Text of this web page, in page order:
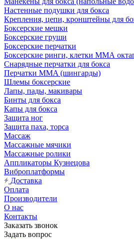
Настенные подушки для бокса
Крепления, цепи, кронштейны для
Боксерские мешки
Боксерские груши
Боксерские перчатки
Боксерские ринги, клетки ММА
Снарядные перчатки для бокса
Перчатки MMA (шингарды)
Шлемы боксерские
Лапы, пады, макивары
Бинты для бокса
Капы для бокса
Защита ног
Защита паха, торса
Массаж
Массажные мячики
Массажные ролики
Аппликаторы Кузнецова
Виброплатформы
Доставка
Оплата
Производители
О нас
Контакты
Заказать звонок
Задать вопрос